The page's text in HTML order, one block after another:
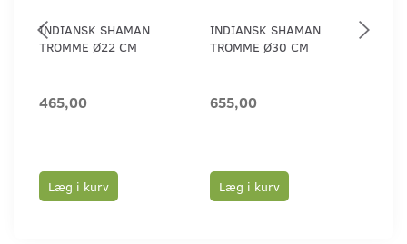
INDIANSK SHAMAN
TROMME Ø22 CM
465,00
Læg i kurv
INDIANSK SHAMAN
TROMME Ø30 CM
655,00
Læg i kurv